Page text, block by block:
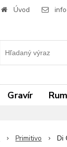
Úvod
Gravír Rum
Primitivo Di